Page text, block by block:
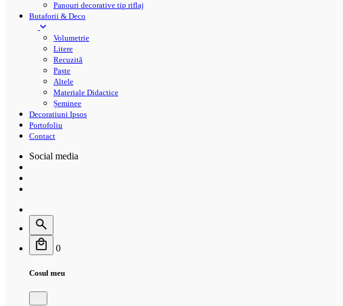
Panouri decorative tip riflaj
Butaforii & Deco
Volumetrie
Litere
Recuzită
Paște
Altele
Materiale Didactice
Șeminee
Decoratiuni Ipsos
Portofoliu
Contact
Social media
0
Cosul meu